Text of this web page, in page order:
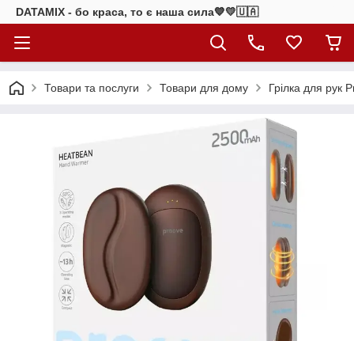
DATAMIX - бо краcа, то є наша сила​💙💛🇺🇦​
Товари та послуги Товари для дому Грілка для рук